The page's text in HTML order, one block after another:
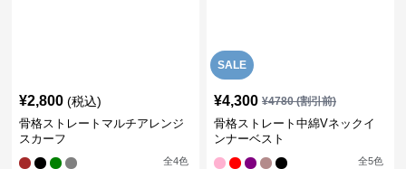
¥2,800 (税込)
骨格ストレートマルチアレンジ
スカーフ
全4色
SALE
¥4,300 ¥4780(割引前)
骨格ストレート中綿Vネックイ
ンナーベスト
全5色